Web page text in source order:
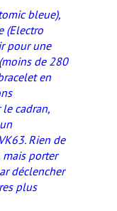
bleue),
(Electro
pour une
de 280
en
cadran,
Rien de
mais porter
déclencher
plus